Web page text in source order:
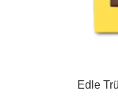
Edle